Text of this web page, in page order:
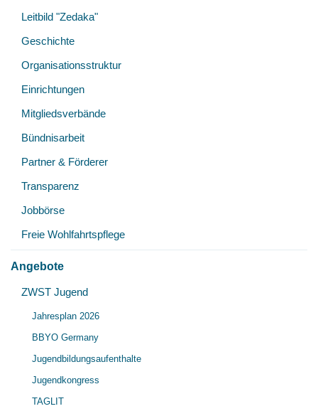
Leitbild "Zedaka"
Geschichte
Organisationsstruktur
Einrichtungen
Mitgliedsverbände
Bündnisarbeit
Partner & Förderer
Transparenz
Jobbörse
Freie Wohlfahrtspflege
Angebote
ZWST Jugend
Jahresplan 2026
BBYO Germany
Jugendbildungsaufenthalte
Jugendkongress
TAGLIT